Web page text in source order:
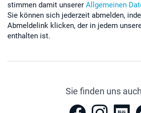
stimmen damit unserer Allgemeinen
Sie können sich jederzeit abmelden,
Abmeldelink klicken, der in jedem
enthalten ist.
Sie finden uns